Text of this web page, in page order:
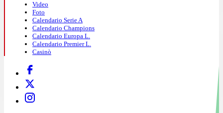
Video
Foto
Calendario Serie A
Calendario Champions
Calendario Europa L.
Calendario Premier L.
Casinò